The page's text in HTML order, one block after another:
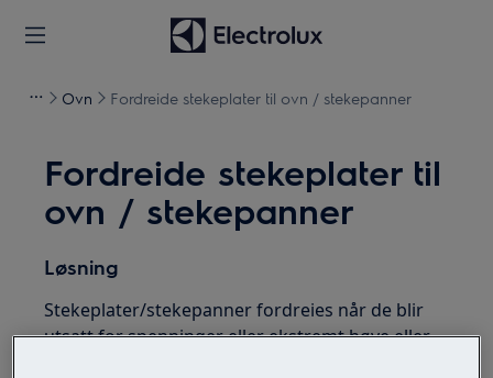
Ovn Fordreide stekeplater til ovn / stekepanner
Fordreide stekeplater til
ovn / stekepanner
Løsning
Stekeplater/stekepanner fordreies når de blir
utsatt for spenninger eller ekstremt høye eller